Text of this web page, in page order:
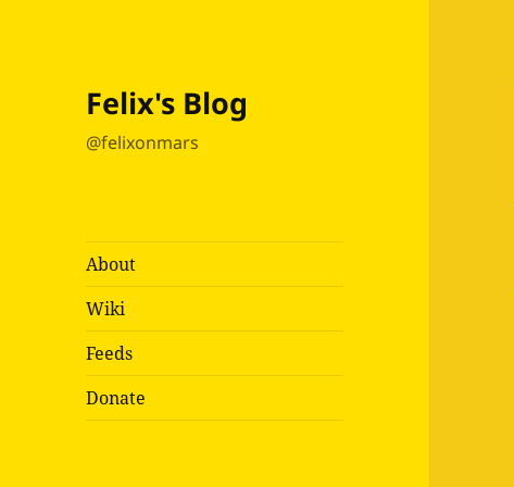
Felix's Blog
@felixonmars
About
Wiki
Feeds
Donate